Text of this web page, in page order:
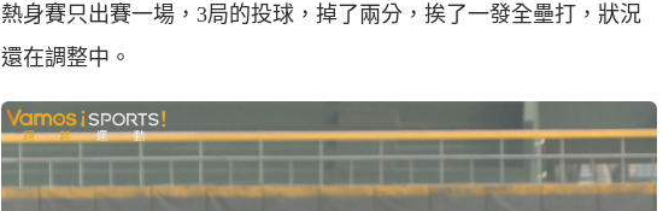
熱身賽只出賽一場，3局的投球，掉了兩分，挨了一發全壘打，狀況
還在調整中。